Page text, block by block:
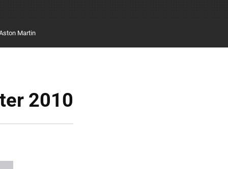
Martin
2010